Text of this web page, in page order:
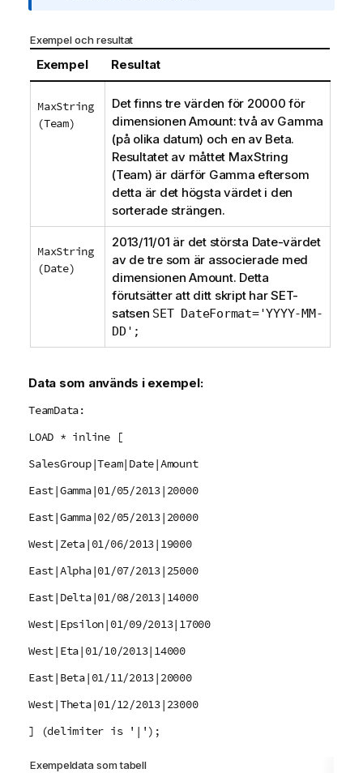
i
n
g
m
i
m
t
i
Exempel och resultat
Exempel Resultat
MaxString
(Team)
Det finns tre värden för 20000 för
dimensionen Amount: två av Gamma
(på olika datum) och en av Beta.
Resultatet av måttet MaxString
(Team) är därför Gamma eftersom
detta är det högsta värdet i den
sorterade strängen.
MaxString
(Date)
2013/11/01 är det största Date-värdet
av de tre som är associerade med
dimensionen Amount. Detta
förutsätter att ditt skript harSET-
satsen SET DateFormat='YYYY-MM-
DD';
Data som används i exempel:
TeamData:
LOAD * inline [
SalesGroup|Team|Date|Amount
East|Gamma|01/05/2013|20000
East|Gamma|02/05/2013|20000
West|Zeta|01/06/2013|19000
East|Alpha|01/07/2013|25000
East|Delta|01/08/2013|14000
West|Epsilon|01/09/2013|17000
West|Eta|01/10/2013|14000
East|Beta|01/11/2013|20000
West|Theta|01/12/2013|23000
] (delimiter is '|');
Exempeldata som tabell